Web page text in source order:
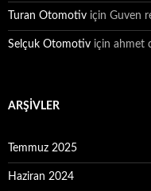
Turan Otomotiv için Guven
Selçuk Otomotiv için ahmet
ARŞIVLER
Temmuz 2025
Haziran 2024